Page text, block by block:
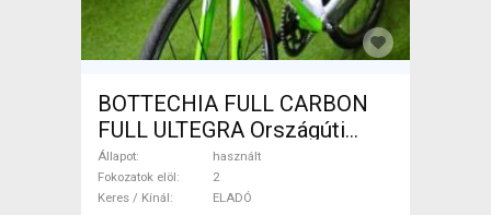
BOTTECHIA FULL CARBON
FULL ULTEGRA Országúti
használt ELADÓ
Állapot
használt
Fokozatok elöl
2
Keres / Kínál
ELADÓ